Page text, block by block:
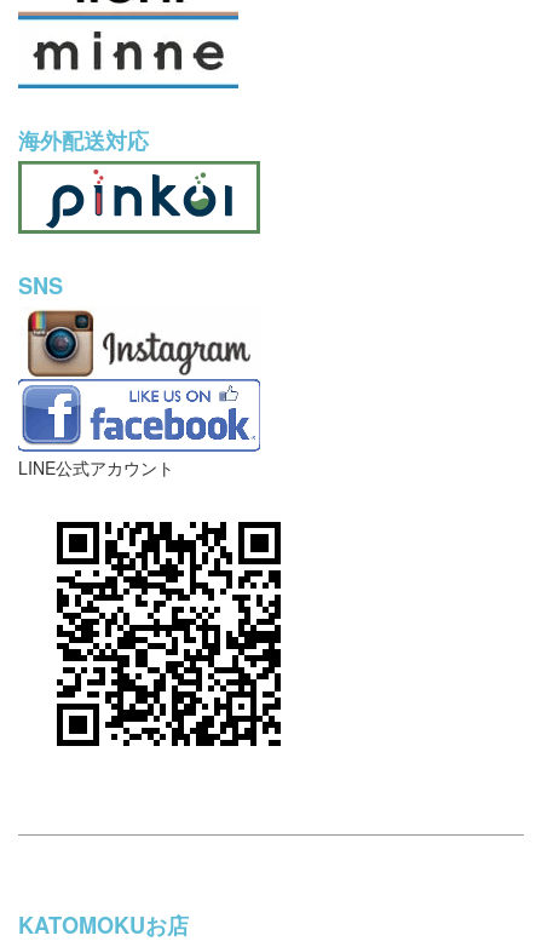
海外配送対応
SNS
LINE公式アカウント
KATOMOKUお店